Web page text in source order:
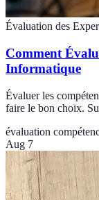
Évaluation des
Comment
Informatique
Évaluer les
faire le bon choix.
évaluation
Aug 7